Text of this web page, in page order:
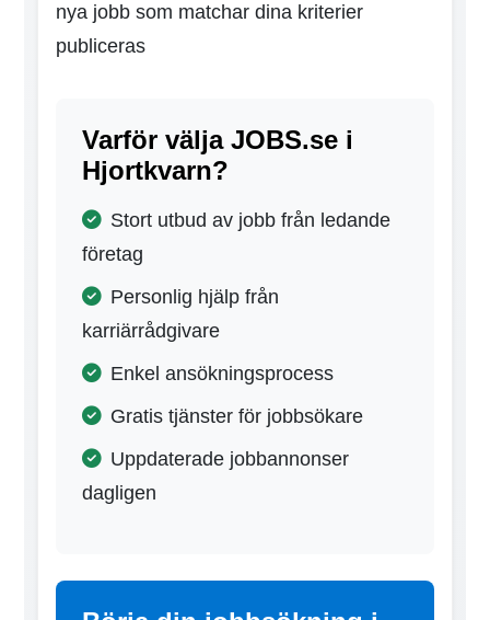
nya jobb som matchar dina kriterier
publiceras
Varför välja JOBS.se i
Hjortkvarn?
Stort utbud av jobb från ledande
företag
Personlig hjälp från
karriärrådgivare
Enkel ansökningsprocess
Gratis tjänster för jobbsökare
Uppdaterade jobbannonser
dagligen